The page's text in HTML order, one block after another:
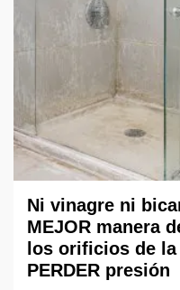
Ni vinagre ni
MEJOR manera
los orificios de
PERDER presión